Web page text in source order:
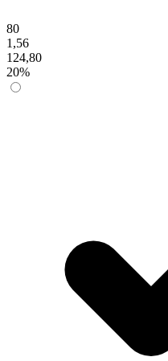
80
1,56
124,80
20%